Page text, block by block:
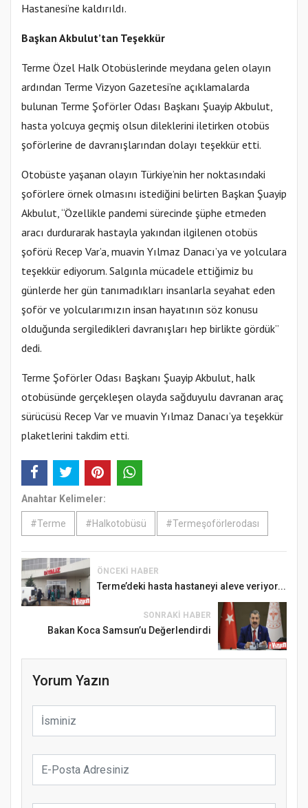
Hastanesi’ne kaldırıldı.
Başkan Akbulut’tan Teşekkür
Terme Özel Halk Otobüslerinde meydana gelen olayın
ardından Terme Vizyon Gazetesi’ne açıklamalarda
bulunan Terme Şoförler Odası Başkanı Şuayip Akbulut,
hasta yolcuya geçmiş olsun dileklerini iletirken otobüs
şoförlerine de davranışlarından dolayı teşekkür etti.
Otobüste yaşanan olayın Türkiye’nin her noktasındaki
şoförlere örnek olmasını istediğini belirten Başkan Şuayip
Akbulut, “Özellikle pandemi sürecinde şüphe etmeden
aracı durdurarak hastayla yakından ilgilenen otobüs
şoförü Recep Var’a, muavin Yılmaz Danacı’ya ve yolculara
teşekkür ediyorum. Salgınla mücadele ettiğimiz bu
günlerde her gün tanımadıkları insanlarla seyahat eden
şoför ve yolcularımızın insan hayatının söz konusu
olduğunda sergiledikleri davranışları hep birlikte gördük”
dedi.
Terme Şoförler Odası Başkanı Şuayip Akbulut, halk
otobüsünde gerçekleşen olayda sağduyulu davranan araç
sürücüsü Recep Var ve muavin Yılmaz Danacı’ya teşekkür
plaketlerini takdim etti.
Anahtar Kelimeler:
#Terme #Halkotobüsü #Termeşoförlerodası
ÖNCEKI HABER
Terme’deki hasta hastaneyi aleve veriyor...
SONRAKI HABER
Bakan Koca Samsun’u Değerlendirdi
Yorum Yazın